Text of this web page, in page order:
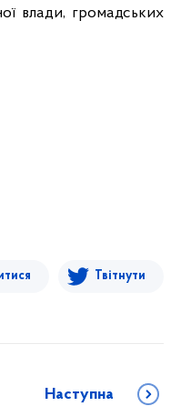
влади, громадських
Твітнути
Наступна